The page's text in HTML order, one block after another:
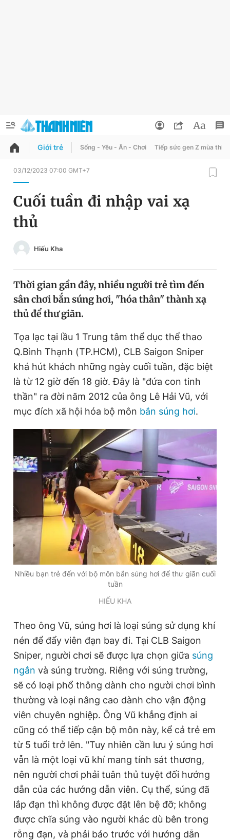
QUẢNG CÁO
Chuyên mục
Chuyên mục khác
Tin thị trường Tin 360
Sản phẩm khác
Tiện ích Bạn cần biết
Thông tin tòa soạn Liên hệ quảng cáo
Đọc Thanh Niên trên điện thoại
Theo dõi báo trên
Liên hệ quảng cáo
0908 780 404
Đặt báo Quảng cáo RSS Tòa soạn Chính sách bảo
Tổng biên tập: Nguyễn Ngọc Toàn
Phó tổng biên tập thường trực: Hải Thành
Phó tổng biên tập: Lâm Hiếu Dũng
Phó tổng biên tập: Trần Việt Hưng
Tổng thư ký tòa soạn: Đức Trung
Giấy phép xuất bản số 110/GP - BTTTT cấp ngày 24.3.2020
© 2003-2026 Bản quyền thuộc về Báo Thanh Niên. Cấm sao
chép dưới mọi hình thức nếu không có sự chấp thuận bằng văn
bản. Phát triển bởi ePi Technologies, JSC.
Đổi mật khẩu
Tin đã lưu
Tin đã xem
Đăng xuất
Giới trẻ Sống - Yêu - Ăn - Chơi Tiếp sức gen Z mùa thi
03/12/2023 07:00 GMT+7
Cuối tuần đi nhập vai xạ
thủ
Hiếu Kha
Thời gian gần đây, nhiều người trẻ tìm đến
sân chơi bắn súng hơi, "hóa thân" thành xạ
thủ để thư giãn.
Tọa lạc tại lầu 1 Trung tâm thể dục thể thao
Q.Bình Thạnh (TP.HCM), CLB Saigon Sniper
khá hút khách những ngày cuối tuần, đặc biệt
là từ 12 giờ đến 18 giờ. Đây là "đứa con tinh
thần" ra đời năm 2012 của ông Lê Hải Vũ, với
mục đích xã hội hóa bộ môn bắn súng hơi.
Nhiều bạn trẻ đến với bộ môn bắn súng hơi để thư giãn cuối
tuần
HIẾU KHA
Theo ông Vũ, súng hơi là loại súng sử dụng khí
nén để đẩy viên đạn bay đi. Tại CLB Saigon
Sniper, người chơi sẽ được lựa chọn giữa súng
ngắn và súng trường. Riêng với súng trường,
sẽ có loại phổ thông dành cho người chơi bình
thường và loại nâng cao dành cho vận động
viên chuyên nghiệp. Ông Vũ khẳng định ai
cũng có thể tiếp cận bộ môn này, kể cả trẻ em
từ 5 tuổi trở lên. "Tuy nhiên cần lưu ý súng hơi
vẫn là một loại vũ khí mang tính sát thương,
nên người chơi phải tuân thủ tuyệt đối hướng
dẫn của các hướng dẫn viên. Cụ thể, súng đã
lắp đạn thì không được đặt lên bệ đỡ; không
được chĩa súng vào người khác dù bên trong
rỗng đạn, và phải báo trước với hướng dẫn